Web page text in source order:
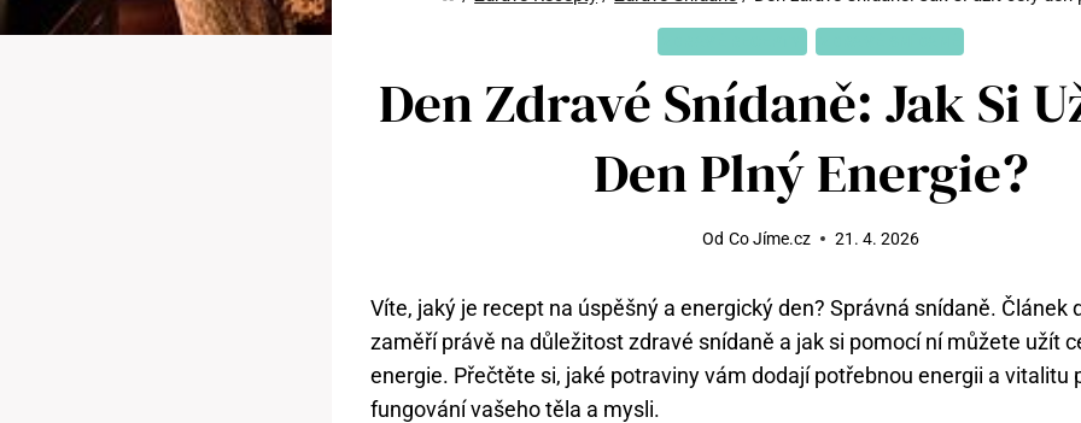
Den Zdravé Snídaně: Jak Si
Den Plný Energie?
Od Co Jíme.cz 21. 4. 2026
Víte, jaký je recept na úspěšný a energický den? Správná snídaně. Článek
zaměří právě na důležitost zdravé snídaně a jak si pomocí ní můžete užít
energie. Přečtěte si, jaké potraviny vám dodají potřebnou energii a vitalitu
fungování vašeho těla a mysli.